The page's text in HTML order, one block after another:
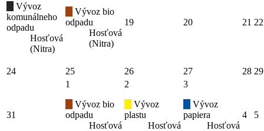
Vývoz
komunálneho
odpadu
Hosťová
(Nitra)
Vývoz bio
odpadu
Hosťová
(Nitra)
19 20 21 22
24 25 26 27 28 29
31
1
Vývoz bio
odpadu
Hosťová
2
Vývoz
plastu
Hosťová
3
Vývoz
papiera
Hosťová
4 5